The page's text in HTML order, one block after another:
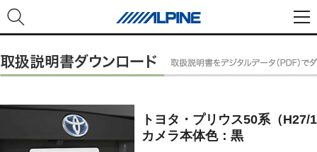
トヨタ・プリウス50系（
カメラ本体色：黒